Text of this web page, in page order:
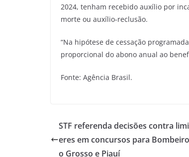
2024, tenham recebido auxílio por
morte ou auxílio-reclusão.
“Na hipótese de cessação
proporcional do abono anual ao
Fonte: Agência Brasil.
STF referenda decisões contra
eres em concursos para
o Grosso e Piauí